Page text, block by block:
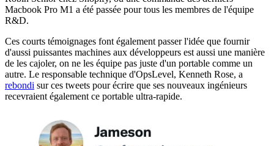
Macbook Pro M1 a été passée pour tous les membres de l'équipe
R&D.
Ces courts témoignages font également passer l'idée que fournir
d'aussi puissantes machines aux développeurs est aussi une manière
de les cajoler, on ne les équipe pas juste d'un portable comme un
autre. Le responsable technique d'OpsLevel, Kenneth Rose, a
rebondi sur ces tweets pour écrire que ses nouveaux ingénieurs
recevraient également ce portable ultra-rapide.